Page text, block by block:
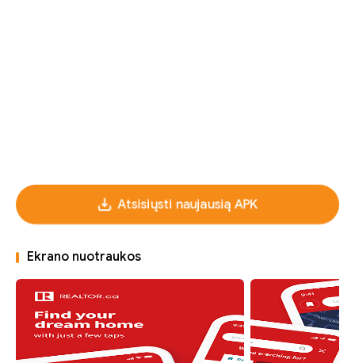
Atsisiųsti naujausią APK
Ekrano nuotraukos